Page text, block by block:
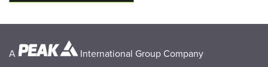
A International Group Company